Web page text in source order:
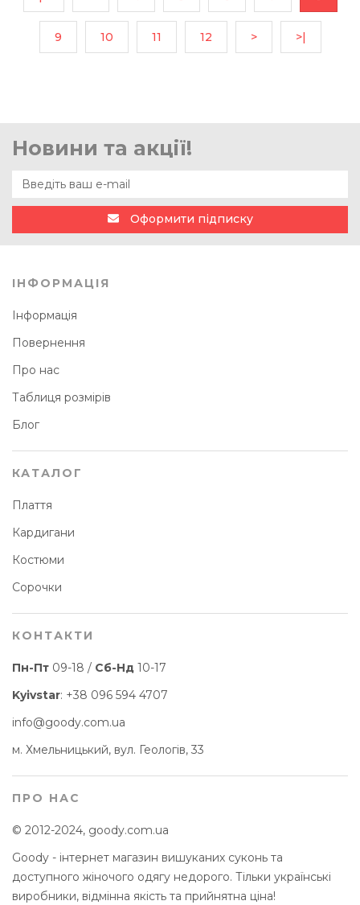
9 10 11 12 > >|
Новини та акції!
Оформити підписку
ІНФОРМАЦІЯ
Інформація
Повернення
Про нас
Таблиця розмірів
Блог
КАТАЛОГ
Плаття
Кардигани
Костюми
Сорочки
КОНТАКТИ
Пн-Пт 09-18 / Сб-Нд 10-17
Kyivstar: +38 096 594 4707
info@goody.com.ua
м. Хмельницький, вул. Геологів, 33
ПРО НАС
© 2012-2024, goody.com.ua
Goody - інтернет магазин вишуканих суконь та
доступного жіночого одягу недорого. Тільки українські
виробники, відмінна якість та прийнятна ціна!